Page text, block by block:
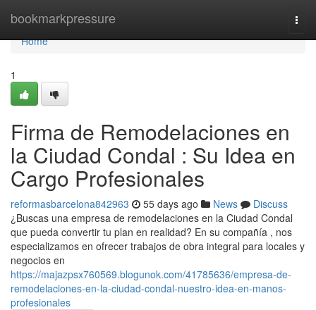
bookmarkpressure
Home
Home
1
Firma de Remodelaciones en
la Ciudad Condal : Su Idea en
Cargo Profesionales
reformasbarcelona842963 55 days ago News
Discuss
¿Buscas una empresa de remodelaciones en la Ciudad Condal
que pueda convertir tu plan en realidad? En su compañía , nos
especializamos en ofrecer trabajos de obra integral para locales y
negocios en
https://majazpsx760569.blogunok.com/41785636/empresa-de-
remodelaciones-en-la-ciudad-condal-nuestro-idea-en-manos-
profesionales